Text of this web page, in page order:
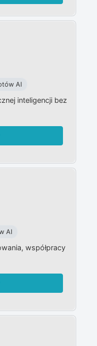
AI
inteligencji bez
AI
współpracy